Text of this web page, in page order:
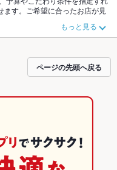
す。ご希望に合ったお店が見
ください。ホットペッパーグル
メニューからあげ、馬刺し、お
るお店も拡大中です。友達どう
ティーにもお得に便利にホッ
もっと見る
ページの先頭へ戻る